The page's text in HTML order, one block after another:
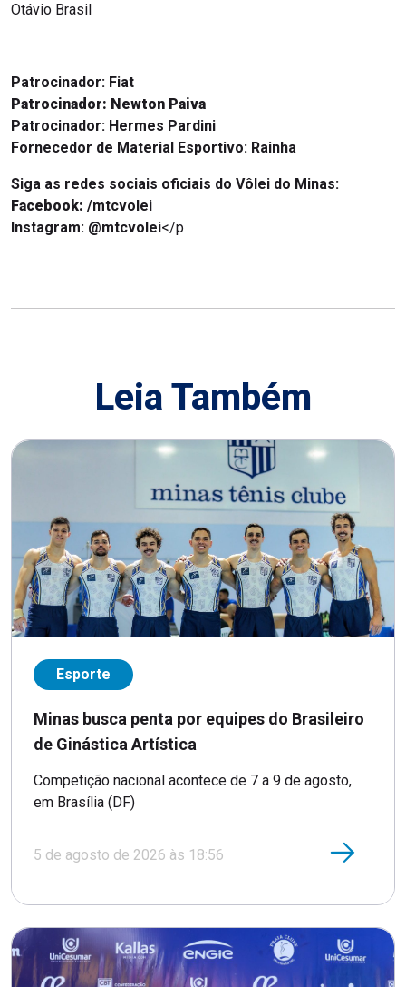
Otávio Brasil
Patrocinador: Fiat
Patrocinador: Newton Paiva
Patrocinador: Hermes Pardini
Fornecedor de Material Esportivo: Rainha
Siga as redes sociais oficiais do Vôlei do Minas:
Facebook: /mtcvolei
Instagram: @mtcvolei</p
Leia Também
Esporte
Minas busca penta por equipes do Brasileiro
de Ginástica Artística
Competição nacional acontece de 7 a 9 de agosto,
em Brasília (DF)
5 de agosto de 2026 às 18:56